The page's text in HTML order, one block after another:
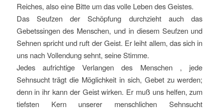
Reiches, also eine Bitte um das volle Leben des Geistes.
Das Seufzen der Schöpfung durchzieht auch das
Gebetssingen des Menschen, und in diesem Seufzen und
Sehnen spricht und ruft der Geist. Er leiht allem, das sich in
uns nach Vollendung sehnt, seine Stimme.
Jedes aufrichtige Verlangen des Menschen , jede
Sehnsucht trägt die Möglichkeit in sich, Gebet zu werden;
denn in ihr kann der Geist wirken. Er muß uns helfen, zum
tiefsten Kern unserer menschlichen Sehnsucht